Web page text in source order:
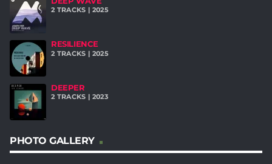
2 TRACKS | 2025
RESILIENCE
2 TRACKS | 2025
DEEPER
2 TRACKS | 2023
PHOTO GALLERY